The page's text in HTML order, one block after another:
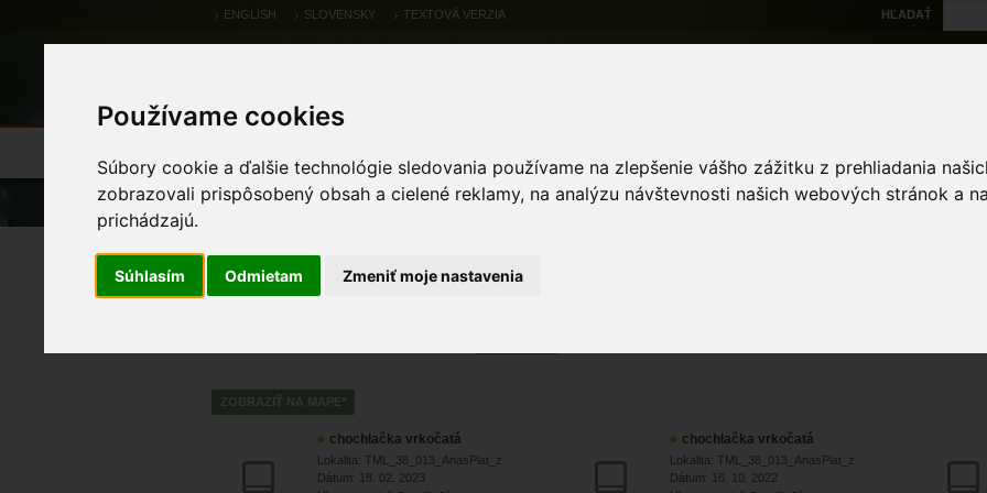
Používame cookies
Súbory cookie a ďalšie technológie sledovania používame na zlepšenie vášho zážitku z prehliadania
zobrazovali prispôsobený obsah a cielené reklamy, na analýzu návštevnosti našich webových stránok a
prichádzajú.
Súhlasím Odmietam Zmeniť moje nastavenia
ENGLISH SLOVENSKY TEXTOVÁ VERZIA HĽADAŤ
Úvod Pozorovania a výskytové dáta Zoologické záznamy
Zoologické výskytové záznamy
chochlačka vrkočatá
Lokalita: TML_38_013_AnasPlat_z
Dátum: 18. 02. 2023
chochlačka vrkočatá
Lokalita: TML_38_013_AnasPlat_z
Dátum: 16. 10. 2022